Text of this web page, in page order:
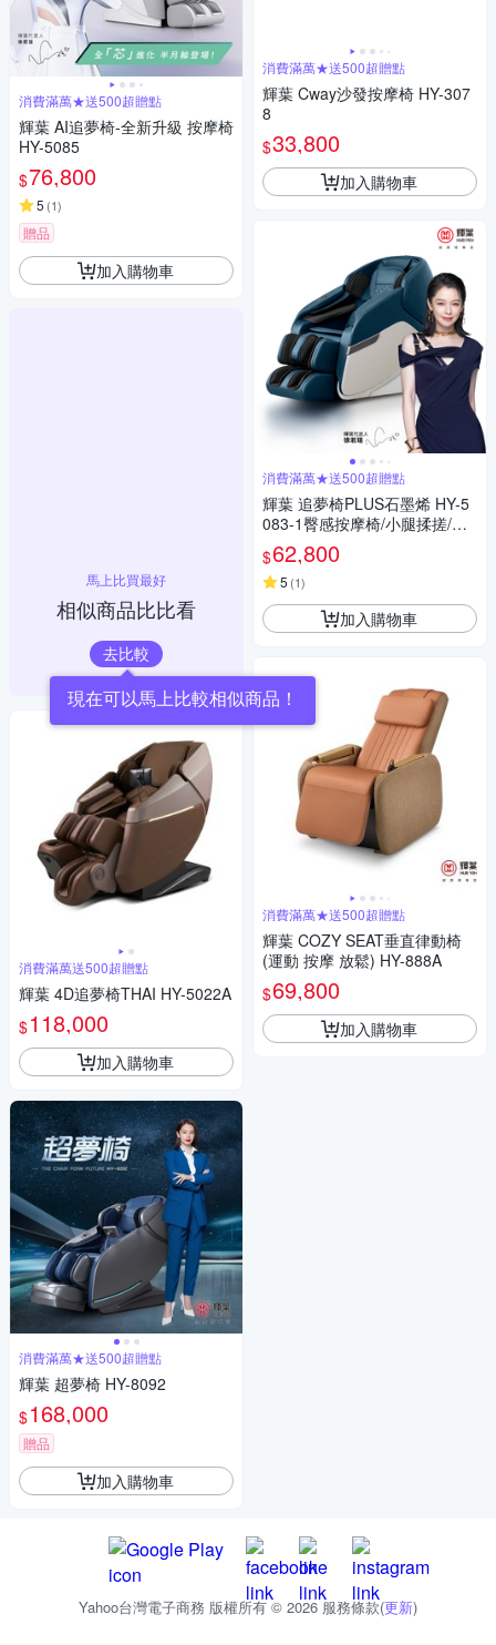
消費滿萬★送500超贈點
輝葉 AI追夢椅-全新升級 按摩椅
HY-5085
$76,800
5 (1)
贈品
加入購物車
馬上比買最好
相似商品比比看
去比較
現在可以馬上比較相似商品！
消費滿萬送500超贈點
輝葉 4D追夢椅THAI HY-5022A
$118,000
加入購物車
消費滿萬★送500超贈點
輝葉 超夢椅 HY-8092
$168,000
贈品
加入購物車
消費滿萬★送500超贈點
輝葉 Cway沙發按摩椅 HY-307
8
$33,800
加入購物車
消費滿萬★送500超贈點
輝葉 追夢椅PLUS石墨烯 HY-5
083-1臀感按摩椅/小腿揉搓/零
重力/溫熱
$62,800
5 (1)
加入購物車
消費滿萬★送500超贈點
輝葉 COZY SEAT垂直律動椅
(運動 按摩 放鬆) HY-888A
$69,800
加入購物車
Yahoo台灣電子商務 版權所有 © 2026 服務條款(更新)